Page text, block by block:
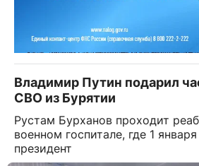
Владимир Путин подарил
СВО из Бурятии
Рустам Бурханов проходит
военном госпитале, где 1
президент